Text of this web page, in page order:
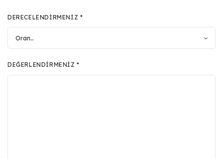
DERECELENDIRMENIZ *
DEĞERLENDIRMENIZ*